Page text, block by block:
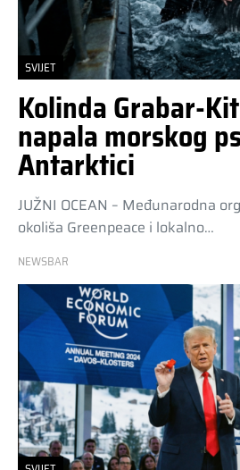
SVIJET
Kolinda Grabar-
napala morskog
Antarktici
JUŽNI OCEAN – Međunarodna
okoliša Greenpeace i lokalno…
NEWSBAR